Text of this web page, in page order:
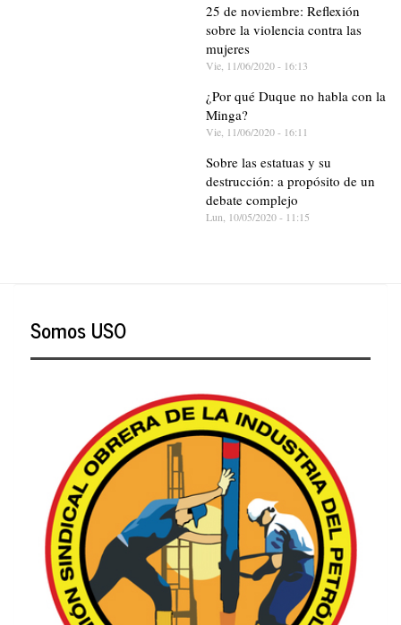
25 de noviembre: Reflexión
sobre la violencia contra las
mujeres
Vie, 11/06/2020 - 16:13
¿Por qué Duque no habla con la
Minga?
Vie, 11/06/2020 - 16:11
Sobre las estatuas y su
destrucción: a propósito de un
debate complejo
Lun, 10/05/2020 - 11:15
Somos USO